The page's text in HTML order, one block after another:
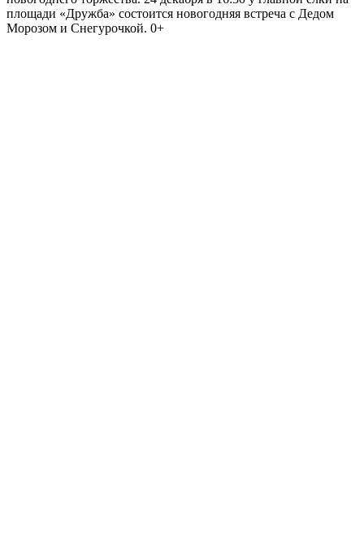
площади «Дружба» состоится новогодняя встреча с Дедом
Морозом и Снегурочкой. 0+